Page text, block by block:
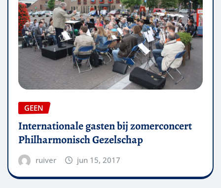
GEEN
Internationale gasten bij zomerconcert
Philharmonisch Gezelschap
ruiver jun 15, 2017